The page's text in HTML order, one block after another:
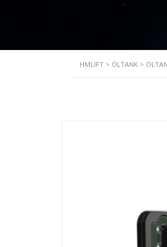
HMLIFT > ÖLTANK >